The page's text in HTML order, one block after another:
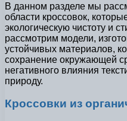
В данном разделе мы
области кроссовок,
экологическую чистоту и
рассмотрим модели,
устойчивых материалов,
сохранение окружающей
негативного влияния
природу.
Кроссовки из